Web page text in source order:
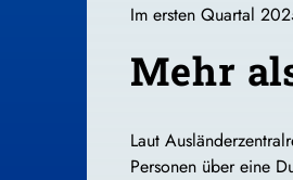
Im ersten Quartal
Mehr
Laut
Personen über eine